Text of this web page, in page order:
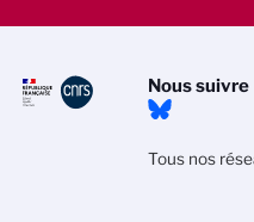
Nous suivre
Tous nos